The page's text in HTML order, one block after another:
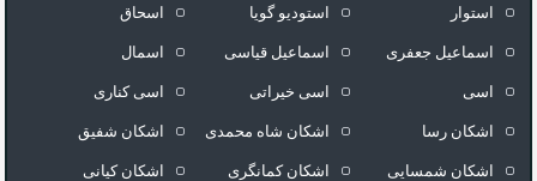
استوار استودیو گویا اسحاق
اسماعیل جعفری اسماعیل قیاسی اسمال
اسی اسی خیراتی اسی کناری
اشکان رسا اشکان شاه محمدی اشکان شفیق
اشکان شمسایی اشکان‌ کمانگری اشکان کیانی